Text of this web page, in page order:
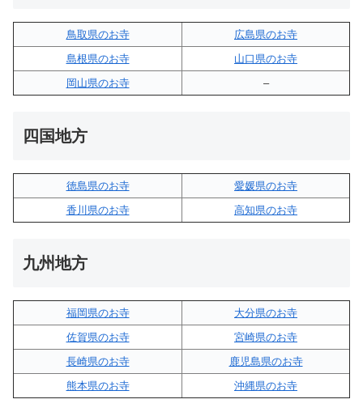
鳥取県のお寺
広島県のお寺
島根県のお寺
山口県のお寺
岡山県のお寺
–
四国地方
徳島県のお寺
愛媛県のお寺
香川県のお寺
高知県のお寺
九州地方
福岡県のお寺
大分県のお寺
佐賀県のお寺
宮崎県のお寺
長崎県のお寺
鹿児島県のお寺
熊本県のお寺
沖縄県のお寺